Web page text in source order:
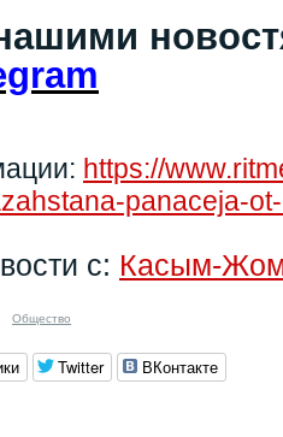
https://
panaceja-
с: Касым-
Общество
Twitter ВКонтакте